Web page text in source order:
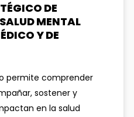
DE
MENTAL
Y DE
permite comprender
sostener y
en la salud